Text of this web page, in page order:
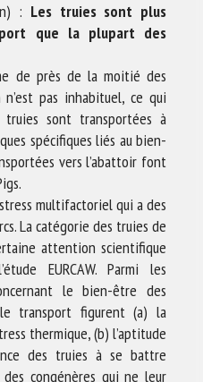
: Les truies sont plus
que la plupart des
de près de la moitié des
pas inhabituel, ce qui
sont transportées à
spécifiques liés au bien-
vers l’abattoir font
multifactoriel qui a des
La catégorie des truies de
attention scientifique
EURCAW. Parmi les
le bien-être des
transport figurent (a) la
thermique, (b) l’aptitude
des truies à se battre
des congénères qui ne leur
j'accepte que les
dans le cadre de la